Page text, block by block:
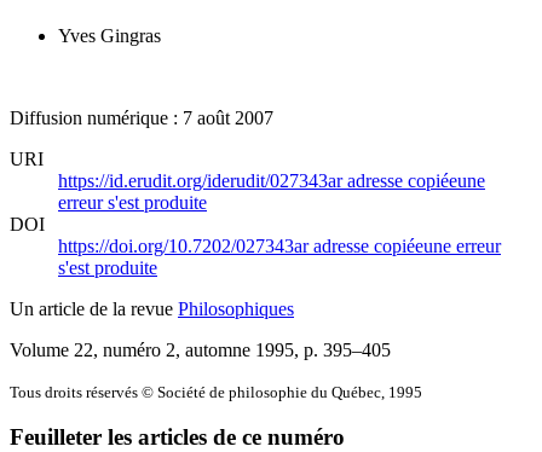
Yves Gingras
Diffusion numérique : 7 août 2007
URI
https://id.erudit.org/iderudit/027343aradresse copiéeune
erreur s'est produite
DOI
https://doi.org/10.7202/027343aradresse copiéeune erreur
s'est produite
Un article de la revue Philosophiques
Volume 22, numéro 2, automne 1995, p. 395–405
Tous droits réservés © Société de philosophie du Québec, 1995
Feuilleter les articles de ce numéro